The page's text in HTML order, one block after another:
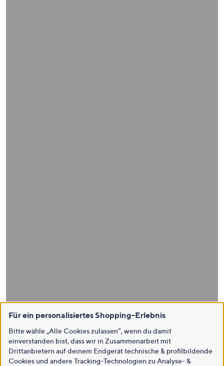
Für ein personalisiertes Shopping-Erlebnis
Bitte wähle „Alle Cookies zulassen“, wenn du damit
einverstanden bist, dass wir in Zusammenarbeit mit
Drittanbietern auf deinem Endgerät technische & profilbildende
Cookies und andere Tracking-Technologien zu Analyse- &